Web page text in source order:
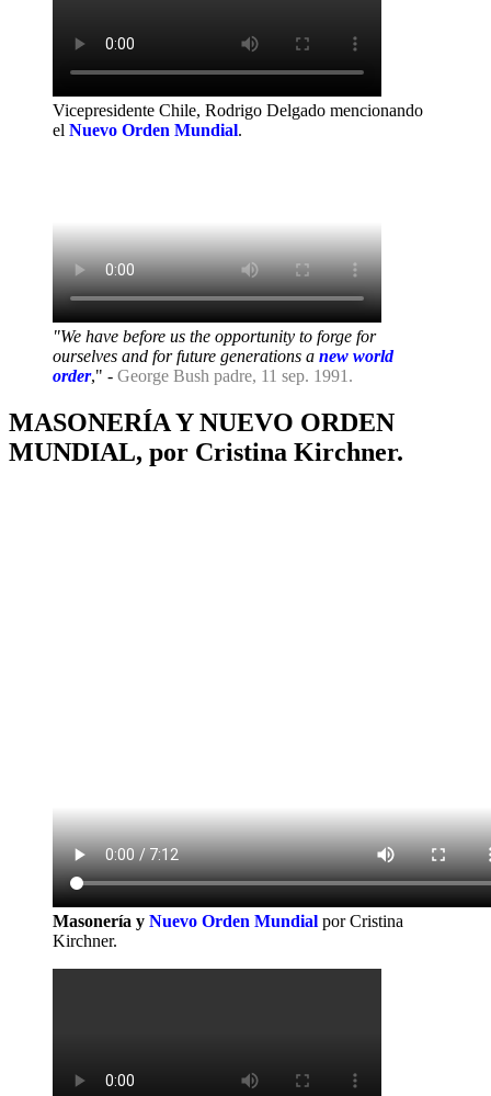
Vicepresidente Chile, Rodrigo Delgado mencionando
el Nuevo Orden Mundial.
"We have before us the opportunity to forge for
ourselves and for future generations a new world
order," - George Bush padre, 11 sep. 1991.
MASONERÍA Y NUEVO ORDEN
MUNDIAL, por Cristina Kirchner.
Masonería y Nuevo Orden Mundial por Cristina
Kirchner.